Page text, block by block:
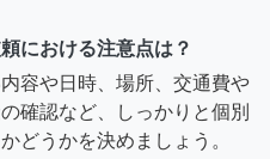
における注意点は？
容や日時、場所、交通費や
確認など、しっかりと個別
どうかを決めましょう。